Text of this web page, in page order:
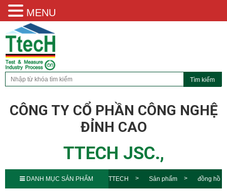
CÔNG TY CỔ PHẦN CÔNG NGHỆ
ĐỈNH CAO
TTECH JSC.,
DANH MỤC SẢN PHẨM TTECH Sản phẩm đồng hồ
MENU